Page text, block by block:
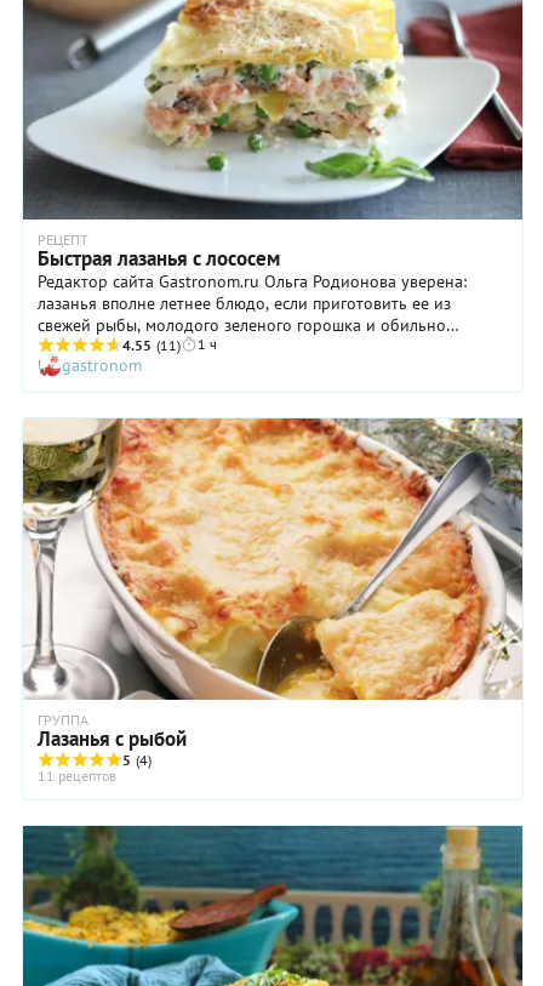
РЕЦЕПТ
Быстрая лазанья с лососем
Редактор сайта Gastronom.ru Ольга Родионова уверена:
лазанья вполне летнее блюдо, если приготовить ее из
свежей рыбы, молодого зеленого горошка и обильно
посыпать зеленью.
4.55 (11) 1 ч
gastronom
ГРУППА
Лазанья с рыбой
5 (4)
11 рецептов